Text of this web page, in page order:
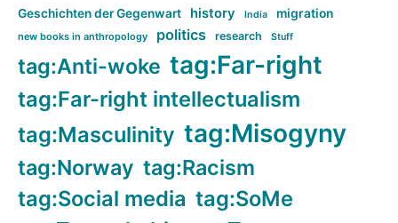
Geschichten der Gegenwart history India migration
new books in anthropology politics research Stuff
tag:Anti-woke tag:Far-right
tag:Far-right intellectualism
tag:Masculinity tag:Misogyny
tag:Norway tag:Racism
tag:Social media tag:SoMe